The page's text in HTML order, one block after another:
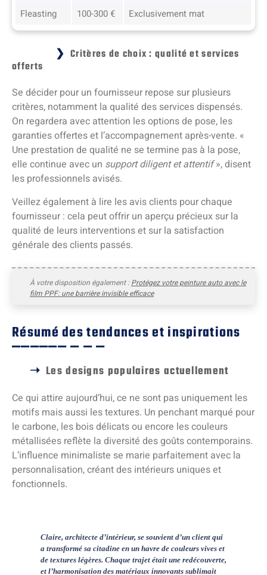
Fleasting
100-300 € Exclusivement mat
Critères de choix : qualité et services
offerts
Se décider pour un fournisseur repose sur plusieurs
critères, notamment la qualité des services dispensés.
On regardera avec attention les options de pose, les
garanties offertes et l’accompagnement après-vente. «
Une prestation de qualité ne se termine pas à la pose,
elle continue avec un support diligent et attentif», disent
les professionnels avisés.
Veillez également à lire les avis clients pour chaque
fournisseur : cela peut offrir un aperçu précieux sur la
qualité de leurs interventions et sur la satisfaction
générale des clients passés.
À votre disposition également :Protégez votre peinture auto avec le
film PPF: une barrière invisible efficace
Résumé des tendances et inspirations
Les designs populaires actuellement
Ce qui attire aujourd’hui, ce ne sont pas uniquement les
motifs mais aussi les textures. Un penchant marqué pour
le carbone, les bois délicats ou encore les couleurs
métallisées reflète la diversité des goûts contemporains.
L’influence minimaliste se marie parfaitement avec la
personnalisation, créant des intérieurs uniques et
fonctionnels.
Claire, architecte d’intérieur, se souvient d’un client qui
a transformé sa citadine en un havre de couleurs vives et
de textures légères. Chaque trajet était une redécouverte,
et l’harmonisation des matériaux innovants sublimait